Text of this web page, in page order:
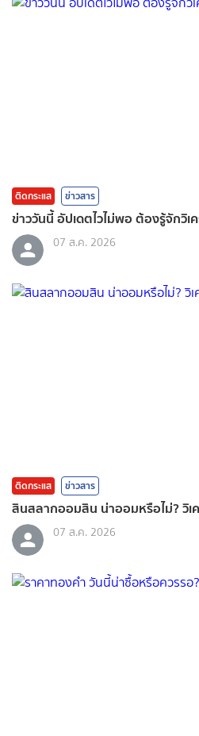
ติดกระแส ข่าวสาร
ข่าววันนี้ อัปเดตไวไม่พอ ต้องรู้จักวิเ
07 ส.ค. 2026
ติดกระแส ข่าวสาร
สินสลากออมสิน น่าออมหรือไม่? วิเ
07 ส.ค. 2026